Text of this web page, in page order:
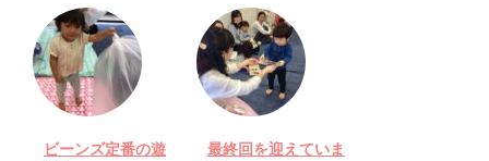
ビーンズ定番の遊
最終回を迎えていま